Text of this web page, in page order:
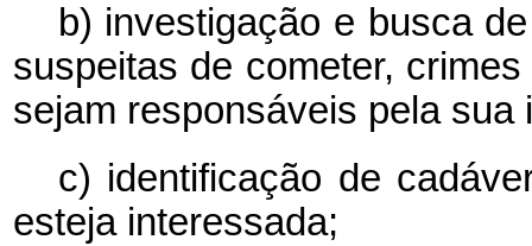
b) investigação e busca
suspeitas de cometer,
sejam responsáveis pela
c) identificação de
esteja interessada;